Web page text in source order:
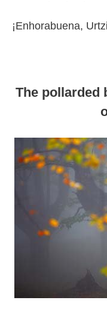
¡Enhorabuena,
The pollarded